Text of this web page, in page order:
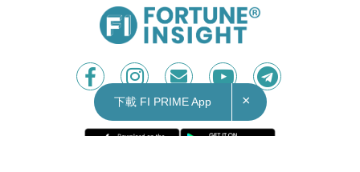
下載 FI PRIME App ×